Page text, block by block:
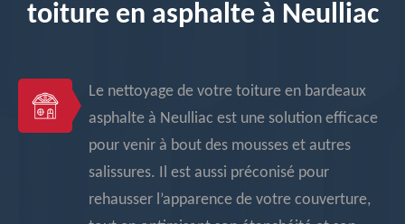
toiture en asphalte à Neulliac
Le nettoyage de votre toiture en bardeaux
asphalte à Neulliac est une solution efficace
pour venir à bout des mousses et autres
salissures. Il est aussi préconisé pour
rehausser l’apparence de votre couverture,